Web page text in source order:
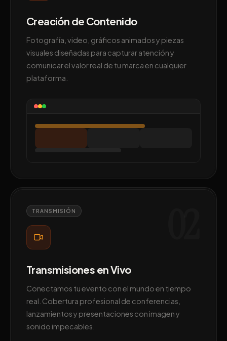
Creación de Contenido
Fotografía, video, gráficos animados y piezas
visuales diseñadas para capturar atención y
comunicar el valor real de tu marca en cualquier
plataforma.
TRANSMISIÓN
Transmisiones en Vivo
Conectamos tu evento con el mundo en tiempo
real. Cobertura profesional de conferencias,
lanzamientos y presentaciones con imagen y
sonido impecables.